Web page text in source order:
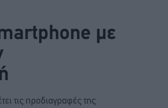
με
τις προδιαγραφές της